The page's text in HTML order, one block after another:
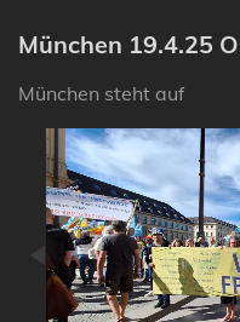
München 19.4.25
München steht auf